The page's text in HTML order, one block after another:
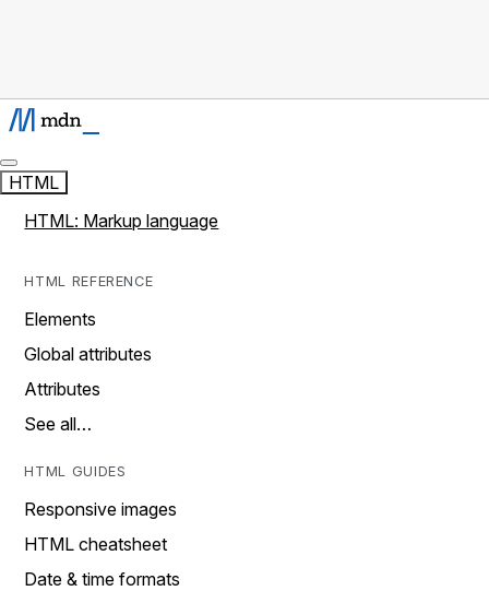
HTML
HTML: Markup language
HTML REFERENCE
Elements
Global attributes
Attributes
See all…
HTML GUIDES
Responsive images
HTML cheatsheet
Date & time formats